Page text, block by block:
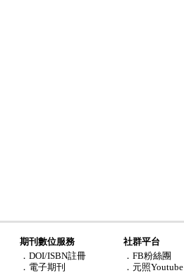
期刊數位服務
．DOI/ISBN註冊
．電子期刊
社群平台
．FB粉絲團
．元照Youtube